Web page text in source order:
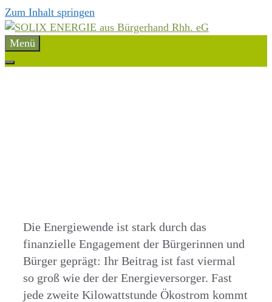
Zum Inhalt springen
Menü
Die Energiewende ist stark durch das
finanzielle Engagement der Bürgerinnen und
Bürger geprägt: Ihr Beitrag ist fast viermal
so groß wie der der Energieversorger. Fast
jede zweite Kilowattstunde Ökostrom kommt